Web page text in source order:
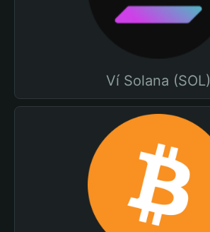
Ví Solana (SOL)